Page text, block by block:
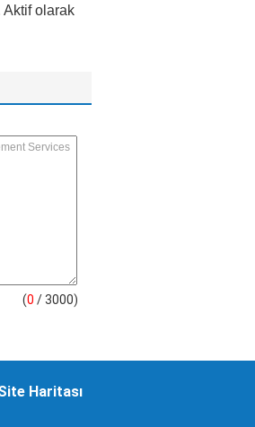
Aktif olarak
(0 / 3000)
Haritası